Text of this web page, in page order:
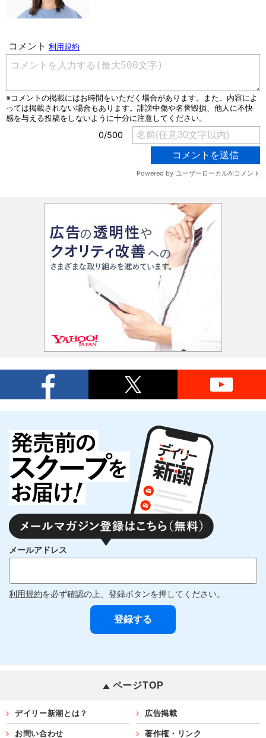
メールアドレス
利用規約を必ず確認の上、登録ボタンを押してください。
ページTOP
デイリー新潮とは？ 広告掲載
お問い合わせ 著作権・リンク